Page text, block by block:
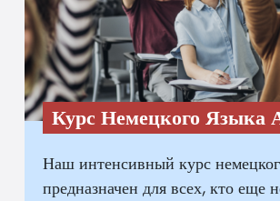
Курс Немецкого Языка
Наш интенсивный курс
предназначен для всех, кто еще